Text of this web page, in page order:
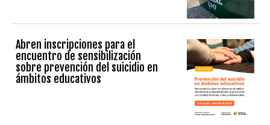
Abren inscripciones para el
encuentro de sensibilización
sobre prevención del suicidio en
ámbitos educativos